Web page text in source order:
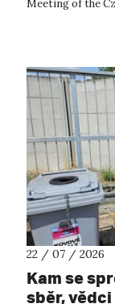
Meeting of the
22 / 07 / 2026
Kam se
sběr,